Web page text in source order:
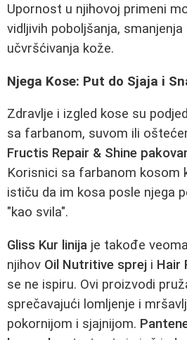
Upornost u njihovoj primeni
vidljivih poboljšanja, smanjenja
učvršćivanja kože.
Njega Kose: Put do Sjaja i
Zdravlje i izgled kose su
sa farbanom, suvom ili
Fructis Repair & Shine
Korisnici sa farbanom kosom
ističu da im kosa posle njega
"kao svila".
Gliss Kur linija je takođe
njihov Oil Nutritive sprej i Hair
se ne ispiru. Ovi proizvodi
sprečavajući lomljenje i
pokornijom i sjajnijom.